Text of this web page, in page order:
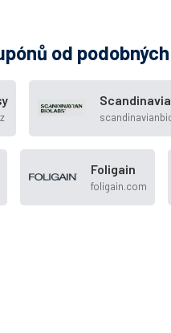
od
Foligain
foligain.com